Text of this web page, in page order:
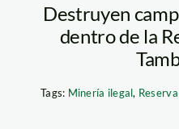
Destruyen
dentro de la
Tags: Minería ilegal,